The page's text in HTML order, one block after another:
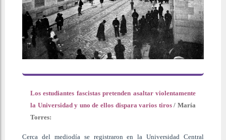
Los estudiantes fascistas pretenden asaltar violentamente
la Universidad y uno de ellos dispara varios tiros / María
Torres:
Cerca del mediodía se registraron en la Universidad Central